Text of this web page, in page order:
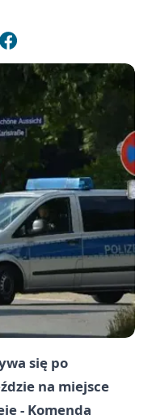
się po
na miejsce
- Komenda